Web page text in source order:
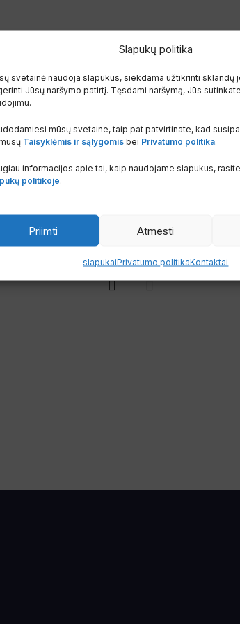
Slapukų politika
svetainė naudoja slapukus, siekdama užtikrinti sklandų
Jūsų naršymo patirtį. Tęsdami naršymą, Jūs
mūsų svetaine, taip pat patvirtinate, kad
Taisyklėmis ir sąlygomis bei Privatumo politika.
informacijos apie tai, kaip naudojame slapukus,
politikoje.
Priimti Atmesti
slapukaiPrivatumo politikaKontaktai
100
Mova ortakio EPP
izoliuoto, d 125
Fasoninės medžiagos
Prekės KODAS:400480488
Į krepšelį